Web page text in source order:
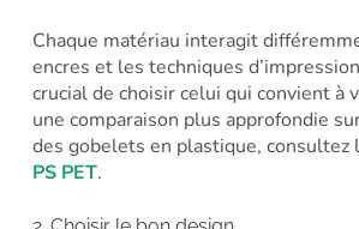
Chaque matériau interagit
encres et les techniques
crucial de choisir celui qui convient à
une comparaison plus approfondie
des gobelets en plastique, consultez
PS PET.